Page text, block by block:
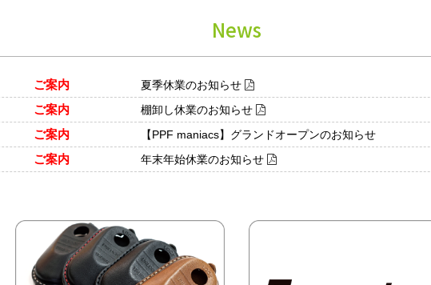
News
ご案内
夏季休業のお知らせ
ご案内
棚卸し休業のお知らせ
ご案内
【PPF maniacs】グランドオープンのお知らせ
ご案内 年末年始休業のお知らせ